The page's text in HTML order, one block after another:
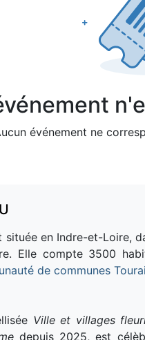
événement ne
située en Indre-et-Loire,
Elle compte 3500
de communes
Ville et villages
depuis 2025, est